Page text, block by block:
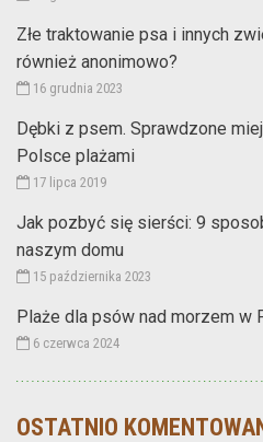
Złe traktowanie psa i innych
również anonimowo?
16 grudnia 2023
Dębki z psem. Sprawdzone
Polsce plażami
17 lipca 2019
Jak pozbyć się sierści: 9
naszym domu
15 października 2023
Plaże dla psów nad morzem w
6 czerwca 2024
OSTATNIO